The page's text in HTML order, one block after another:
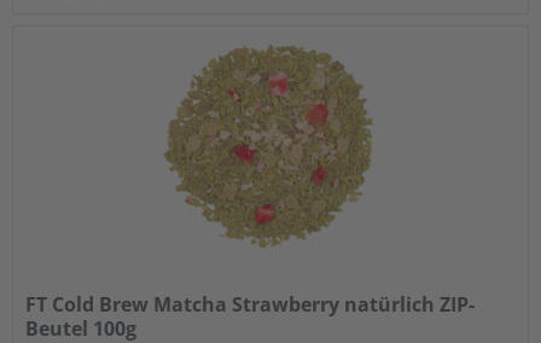
FT Cold Brew Matcha Strawberry natürlich ZIP-
Beutel 100g